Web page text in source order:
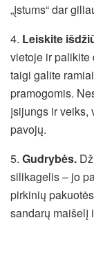
„įstums“ dar
4. Leiskite
vietoje ir palikite
taigi galite
pramogomis.
įsijungs ir veiks,
pavojų.
5. Gudrybės.
silikagelis – jo
pirkinių
sandarų maišelį